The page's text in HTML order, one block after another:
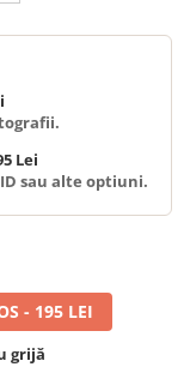
Lei
sau alte optiuni.
- 195 LEI
grijă